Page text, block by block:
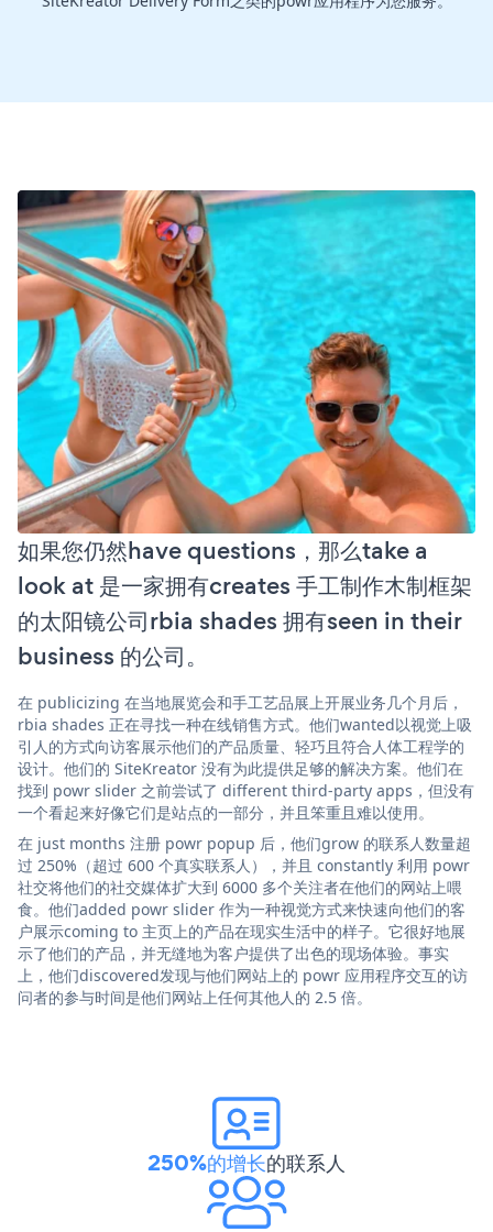
如果您仍然have questions，那么take a
look at 是一家拥有creates 手工制作木制框架
的太阳镜公司rbia shades 拥有seen in their
business 的公司。
在 publicizing 在当地展览会和手工艺品展上开展业务几个月后，
rbia shades 正在寻找一种在线销售方式。他们wanted以视觉上吸
引人的方式向访客展示他们的产品质量、轻巧且符合人体工程学的
设计。他们的 SiteKreator 没有为此提供足够的解决方案。他们在
找到 powr slider 之前尝试了 different third-party apps，但没有
一个看起来好像它们是站点的一部分，并且笨重且难以使用。
在 just months 注册 powr popup 后，他们grow 的联系人数量超
过 250%（超过 600 个真实联系人），并且 constantly 利用 powr
社交将他们的社交媒体扩大到 6000 多个关注者在他们的网站上喂
食。他们added powr slider 作为一种视觉方式来快速向他们的客
户展示coming to 主页上的产品在现实生活中的样子。它很好地展
示了他们的产品，并无缝地为客户提供了出色的现场体验。事实
上，他们discovered发现与他们网站上的 powr 应用程序交互的访
问者的参与时间是他们网站上任何其他人的 2.5 倍。
250%的增长的联系人